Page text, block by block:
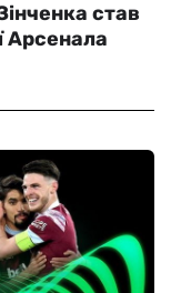
став
Арсенала